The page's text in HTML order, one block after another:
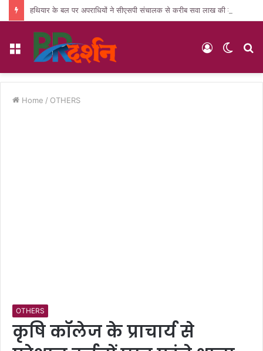
Menu
Switch
Log
Home / OTHERS
OTHERS
कृषि कॉलेज के प्राचार्य से